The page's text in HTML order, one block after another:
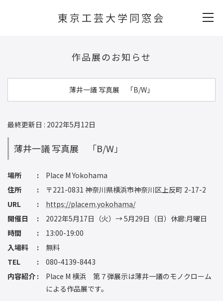
東京工芸大学同窓会
作品展のお知らせ
薄井一議 写真展 「B/W」
最終更新日 : 2022年5月12日
薄井一議 写真展 「B/W」
場所
Place M Yokohama
住所
〒221-0831 神奈川県横浜市神奈川区上反町 2-17-2
URL
https://placem.yokohama/
開催日
2022年5月17日（火）→ 5月29日（日）休廊:月曜日
時間
13:00-19:00
入場料
無料
TEL
080-4139-8443
内容紹介
Place M 横浜 第７弾展示は薄井一議のモノクローム
による作品展です。